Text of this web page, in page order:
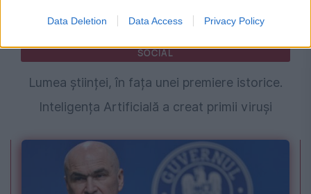
Data Deletion Data Access Privacy Policy
SOCIAL
Lumea științei, în fața unei premiere istorice.
Inteligența Artificială a creat primii viruși